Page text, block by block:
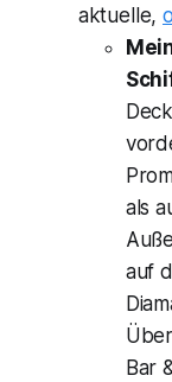
aktuelle,
als
auf
Bar